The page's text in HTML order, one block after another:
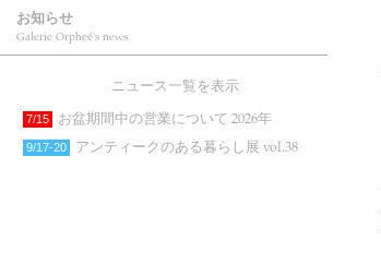
お知らせ
Galerie Orpheé's news
ニュース一覧を表示
7/15 お盆期間中の営業について 2026年
9/17-20 アンティークのある暮らし展 vol.38